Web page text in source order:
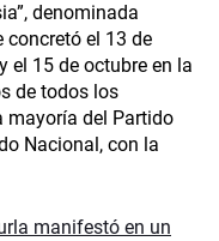
denominada
concretó el 13 de
el 15 de octubre en la
de todos los
mayoría del Partido
Nacional, con la
manifestó en un